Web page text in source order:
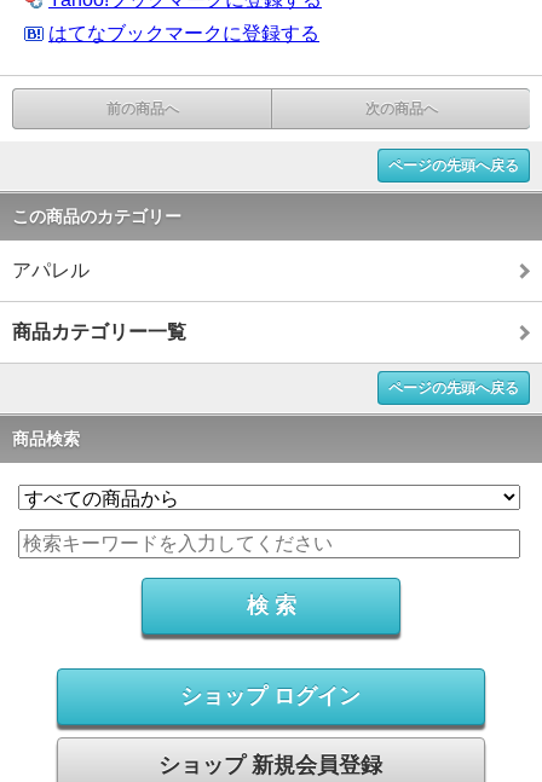
はてなブックマークに登録する
前の商品へ 次の商品へ
ページの先頭へ戻る
この商品のカテゴリー
アパレル
商品カテゴリー一覧
ページの先頭へ戻る
商品検索
ショップ ログイン
ショップ 新規会員登録